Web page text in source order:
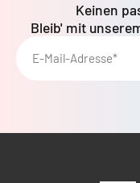
E-Mail-Adresse*
Keinen
Bleib' mit